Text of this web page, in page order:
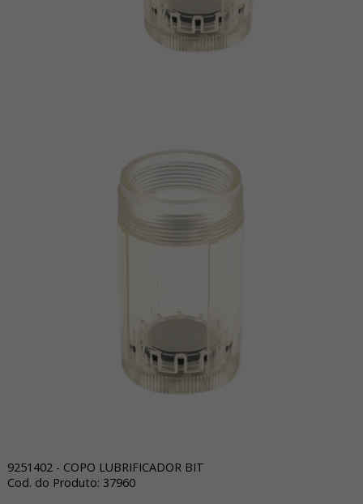
9251402 - COPO LUBRIFICADOR BIT
Cod. do Produto: 37960